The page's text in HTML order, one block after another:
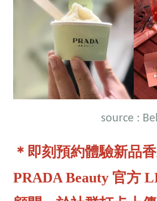
source :
＊即刻預約體驗新品
PRADA Beauty 官方